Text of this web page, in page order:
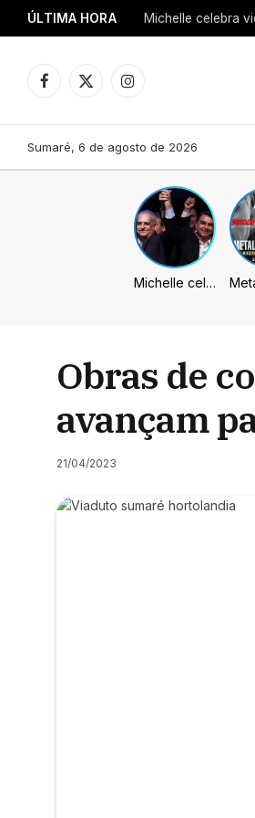
ÚLTIMA HORA Michelle celebra
Facebook
X
Instagram
Sumaré, 6 de agosto de 2026
Michelle celebra vice de Flávio: “Que chapa possa ser vitoriosa”
Obras de
avançam
21/04/2023